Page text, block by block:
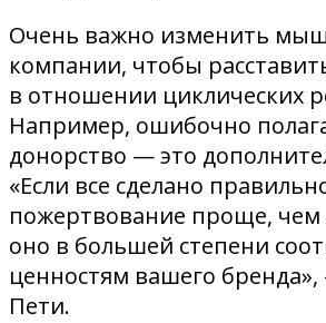
Очень важно изменить
компании, чтобы
в отношении циклических
Например, ошибочно
донорство — это
«Если все сделано
пожертвование проще, чем
оно в большей степени
ценностям вашего
Пети.